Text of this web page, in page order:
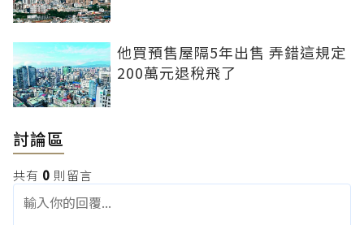
他買預售屋隔5年出售 弄錯這規定
200萬元退稅飛了
討論區
共有 0 則留言